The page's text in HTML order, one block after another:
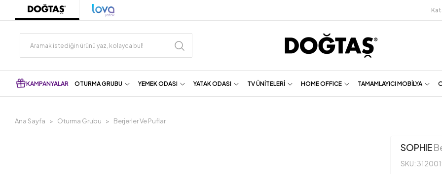
KAMPANYALAR OTURMA GRUBU YEMEK ODASI YATAK ODASI TV ÜNİTELERİ HOME OFFICE TAMAMLAYICI MOBİLYA
Ana Sayfa Oturma Grubu Berjerler Ve Puflar
SOPHIE
SKU: